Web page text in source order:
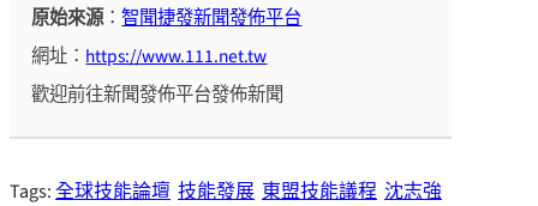
原始來源：智聞捷發新聞發佈平台
網址： https://www.111.net.tw
歡迎前往新聞發佈平台發佈新聞
Tags:全球技能論壇 技能發展 東盟技能議程 沈志強